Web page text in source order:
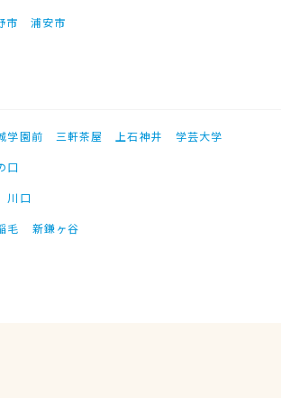
市 浦安市
学園前 三軒茶屋 上石神井
学芸大学
口
川口
毛 新鎌ヶ谷